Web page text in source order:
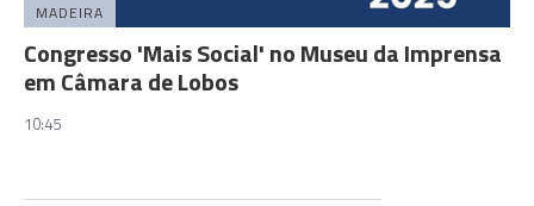
MADEIRA
Congresso 'Mais Social' no Museu da Imprensa
em Câmara de Lobos
10:45